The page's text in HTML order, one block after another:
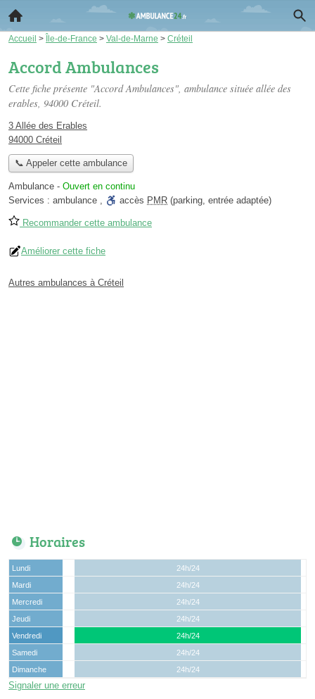
Accueil > Île-de-France > Val-de-Marne > Créteil
Accord Ambulances
Cette fiche présente "Accord Ambulances", ambulance située allée des
erables, 94000 Créteil.
3 Allée des Erables
94000 Créteil
📞 Appeler cette ambulance
Ambulance - Ouvert en continu
Services : ambulance , accès PMR (parking, entrée adaptée)
Recommander cette ambulance
Améliorer cette fiche
Autres ambulances à Créteil
Horaires
Lundi
24h/24
Mardi
24h/24
Mercredi
24h/24
Jeudi
24h/24
Vendredi
24h/24
Samedi
24h/24
Dimanche
24h/24
Signaler une erreur